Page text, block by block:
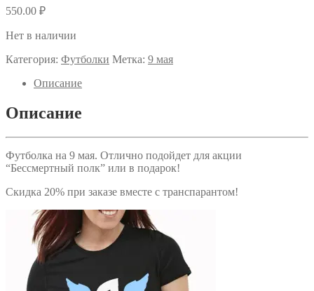
550.00 ₽
Нет в наличии
Категория: Футболки Метка: 9 мая
Описание
Описание
Футболка на 9 мая. Отлично подойдет для акции
“Бессмертный полк” или в подарок!
Скидка 20% при заказе вместе с транспарантом!